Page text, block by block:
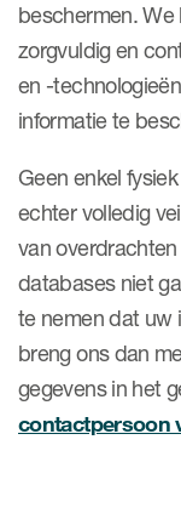
beschermen.
zorgvuldig en
en -
informatie te
Geen enkel
echter volledig
van
databases niet
te nemen dat uw
breng ons dan
gegevens in het
contactpersoon